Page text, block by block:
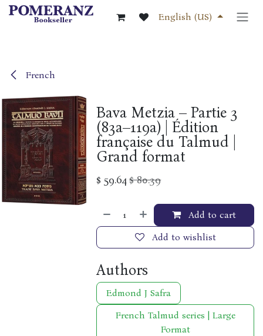
Skip to Content
English (US)
French
Bava Metzia – Partie 3
(83a–119a) | Édition
française du Talmud |
Grand format
$ 59.64$80.39
Add to cart
Add to wishlist
Authors
Edmond J Safra
French Talmud series | Large
Format